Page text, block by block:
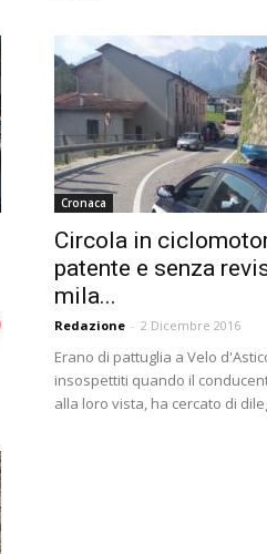
Cronaca
Circola in
patente e senza
mila...
Redazione - 2 Dicembre 2016
Erano di pattuglia a Velo
insospettiti quando il
alla loro vista, ha cercato di